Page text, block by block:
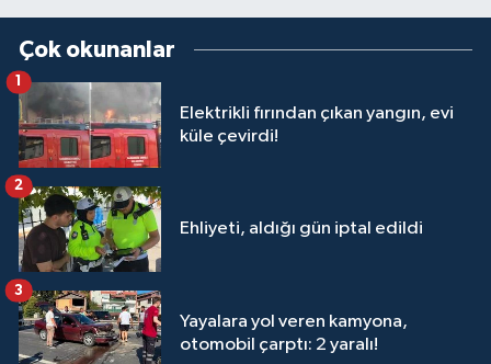
Çok okunanlar
Elektrikli fırından çıkan yangın, evi
küle çevirdi!
1
Ehliyeti, aldığı gün iptal edildi
2
Yayalara yol veren kamyona,
otomobil çarptı: 2 yaralı!
3